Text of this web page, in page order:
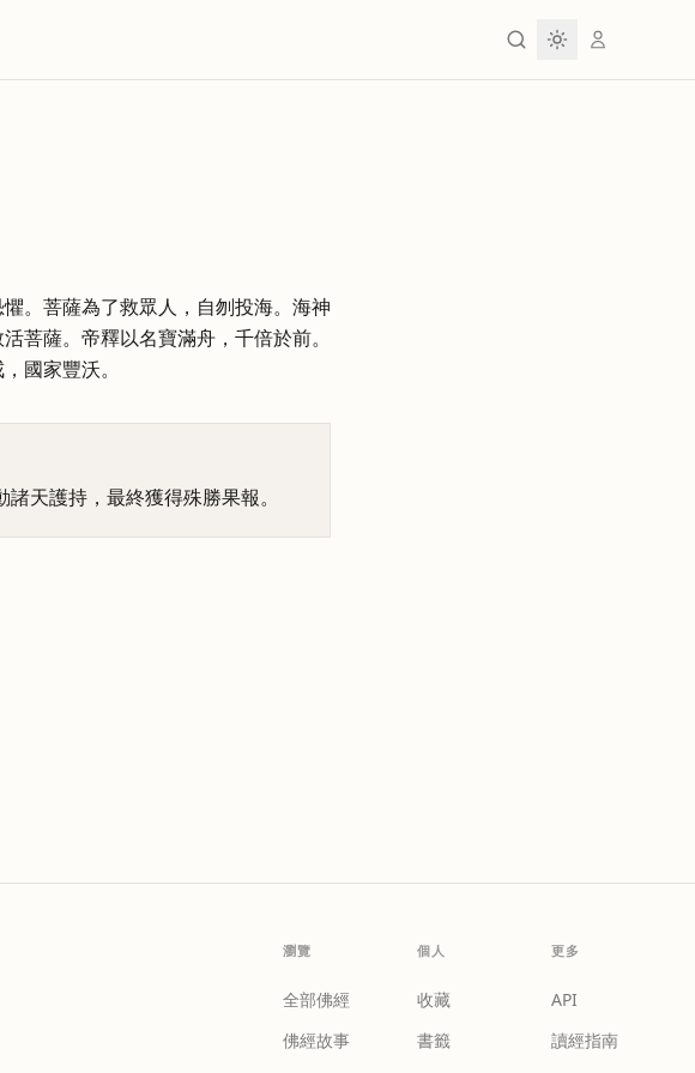
。菩薩為了救眾人，自刎投海。海神
菩薩。帝釋以名寶滿舟，千倍於前。
國家豐沃。
天護持，最終獲得殊勝果報。
瀏覽
全部佛經
佛經故事
個人
收藏
書籤
更多
API
讀經指南